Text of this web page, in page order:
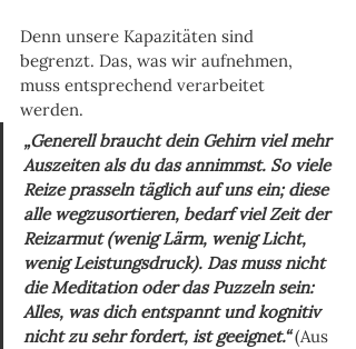
Denn unsere Kapazitäten sind
begrenzt. Das, was wir aufnehmen,
muss entsprechend verarbeitet
werden.
„Generell braucht dein Gehirn viel mehr
Auszeiten als du das annimmst. So viele
Reize prasseln täglich auf uns ein; diese
alle wegzusortieren, bedarf viel Zeit der
Reizarmut (wenig Lärm, wenig Licht,
wenig Leistungsdruck). Das muss nicht
die Meditation oder das Puzzeln sein:
Alles, was dich entspannt und kognitiv
nicht zu sehr fordert, ist geeignet.“ (Aus